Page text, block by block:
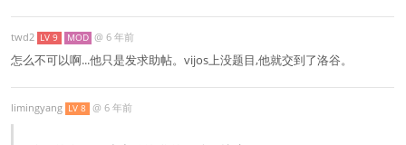
twd2 LV 9 MOD @6 年前
怎么不可以啊...他只是发求助帖。vijos上没题目,他就交到了洛谷。
limingyang LV 8 @ 6 年前